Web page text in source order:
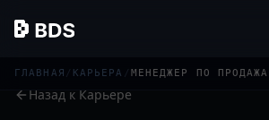
ГЛАВНАЯ / КАРЬЕРА / МЕНЕДЖЕР ПО
Назад к Карьере